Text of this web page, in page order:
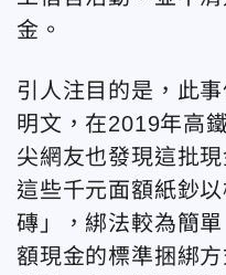
金。
引人注目的是， 此
明文，在2019年高
尖網友也發現這批
這些千元面額紙鈔
磚」，綁法較為簡
額現金的標準捆綁